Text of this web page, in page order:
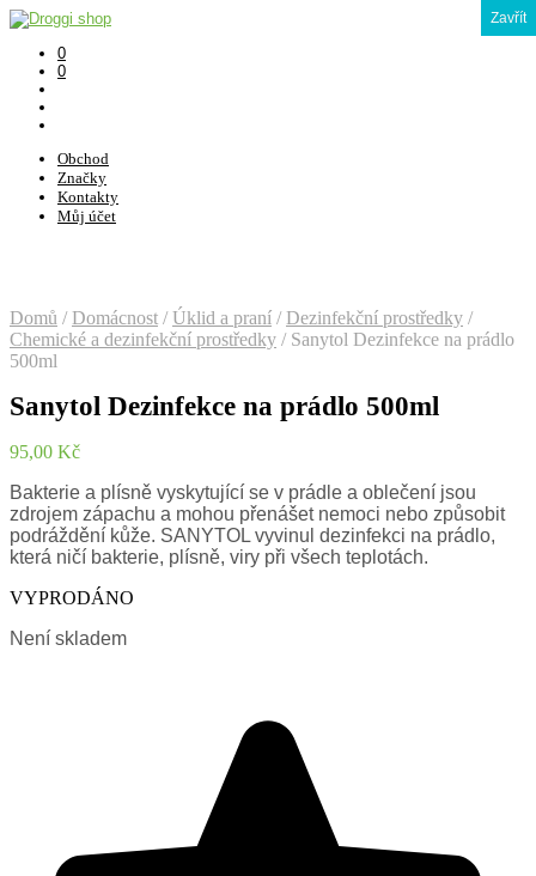
0
0
Obchod
Značky
Kontakty
Můj účet
Domů / Domácnost / Úklid a praní / Dezinfekční prostředky /
Chemické a dezinfekční prostředky /Sanytol Dezinfekce na prádlo
500ml
Sanytol Dezinfekce na prádlo 500ml
95,00 Kč
Bakterie a plísně vyskytující se v prádle a oblečení jsou
zdrojem zápachu a mohou přenášet nemoci nebo způsobit
podráždění kůže. SANYTOL vyvinul dezinfekci na prádlo,
která ničí bakterie, plísně, viry při všech teplotách.
VYPRODÁNO
Není skladem
Zavřít